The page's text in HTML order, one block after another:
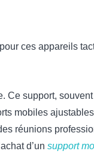
ces appareils
Ce support,
mobiles
réunions
d’unsupport